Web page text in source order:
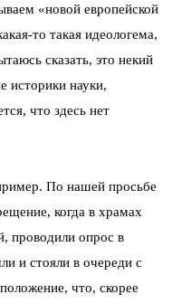
«новой европейской
то такая идеологема,
сказать, это некий
историки науки,
что здесь нет
По нашей просьбе
когда в храмах
проводили опрос в
и стояли в очереди с
что, скорее